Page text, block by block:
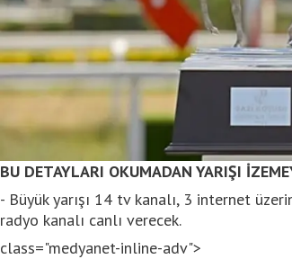
BU DETAYLARI OKUMADAN YARIŞI
- Büyük yarışı 14 tv kanalı, 3 internet
radyo kanalı canlı verecek.
class="medyanet-inline-adv">